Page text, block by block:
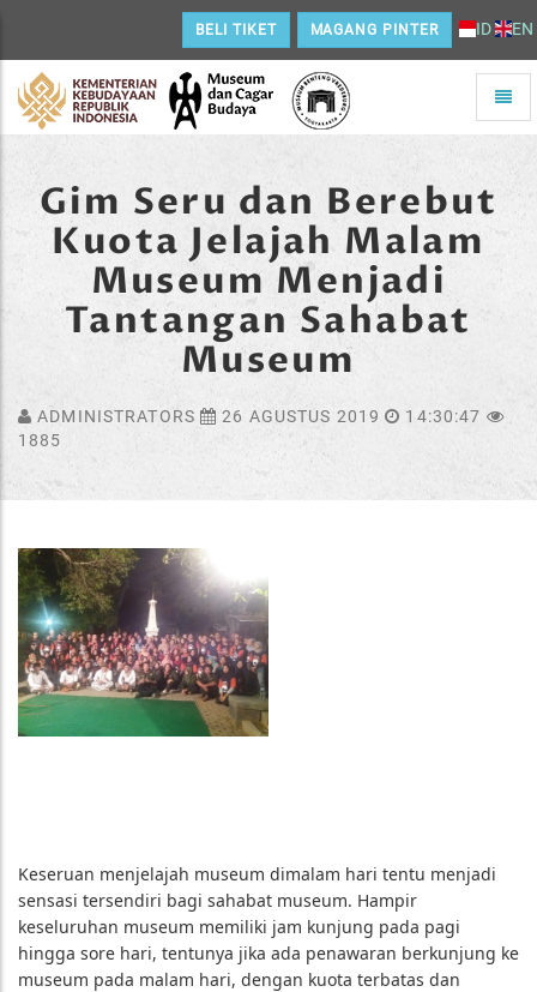
BELI TIKET MAGANG PINTER ID EN
Home
Toggle
Gim Seru dan Berebut
Kuota Jelajah Malam
Museum Menjadi
Tantangan Sahabat
Museum
ADMINISTRATORS 26 AGUSTUS 2019
14:30:47
1885
Keseruan menjelajah museum dimalam hari tentu menjadi
sensasi tersendiri bagi sahabat museum. Hampir
keseluruhan museum memiliki jam kunjung pada pagi
hingga sore hari, tentunya jika ada penawaran berkunjung ke
museum pada malam hari, dengan kuota terbatas dan